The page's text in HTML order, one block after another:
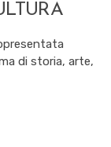
di storia, arte,